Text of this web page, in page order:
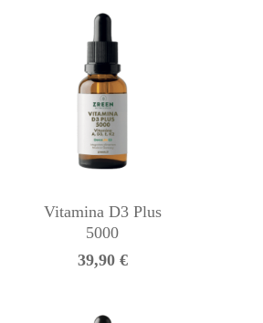
Vitamina D3 Plus
5000
39,90 €